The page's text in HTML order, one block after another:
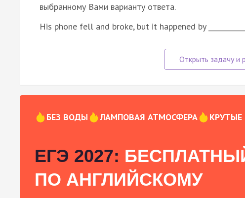
выбранному Вами варианту ответа.
His phone fell and broke, but it happened by
БЕЗ ВОДЫ ЛАМПОВАЯ АТМОСФЕРА КРУТЫЕ
ЕГЭ 2027:
ПО АНГЛИЙСКОМУ